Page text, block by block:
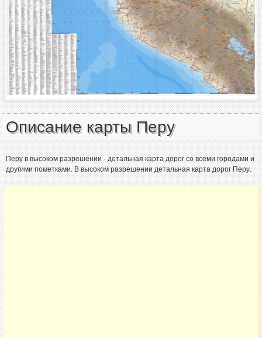
Описание карты Перу
Перу в высоком разрешении - детальная карта дорог со всеми городами и
другими пометками. В высоком разрешении детальная карта дорог Перу.